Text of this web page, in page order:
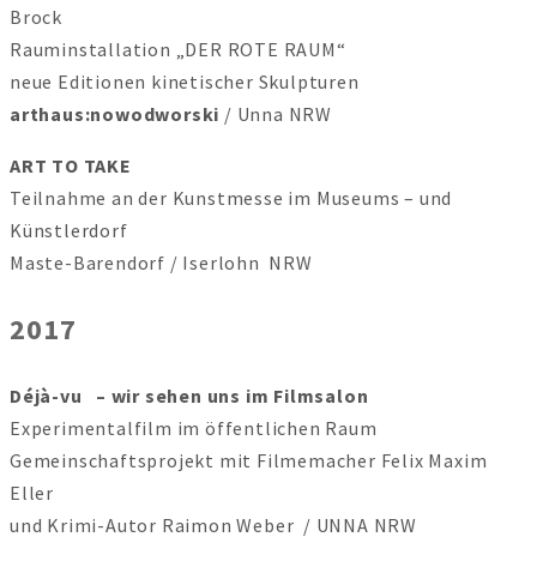
Brock
Rauminstallation „DER ROTE RAUM“
neue Editionen kinetischer Skulpturen
arthaus:nowodworski / Unna NRW
ART TO TAKE
Teilnahme an der Kunstmesse im Museums – und
Künstlerdorf
Maste-Barendorf / Iserlohn NRW
2017
Déjà-vu – wir sehen uns im Filmsalon
Experimentalfilm im öffentlichen Raum
Gemeinschaftsprojekt mit Filmemacher Felix Maxim
Eller
und Krimi-Autor Raimon Weber / UNNA NRW